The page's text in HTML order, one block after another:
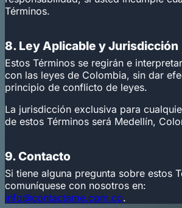
Términos.
8. Ley Aplicable y Jurisdicción
Estos Términos se regirán e
con las leyes de Colombia, sin dar
principio de conflicto de leyes.
La jurisdicción exclusiva para
de estos Términos será Medellín,
9. Contacto
Si tiene alguna pregunta sobre estos
comuníquese con nosotros en:
info@contactame.com.co.